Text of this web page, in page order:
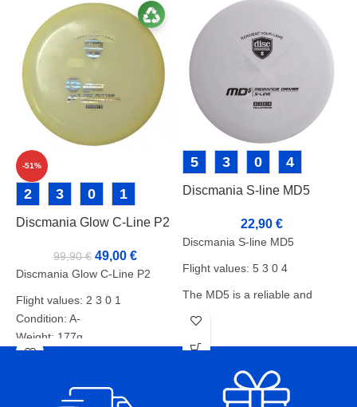
-51%
2 3 0 1
Discmania Glow C-Line P2
99,90€ 49,00 €
Discmania Glow C-Line P2
Flight values: 2 3 0 1
Condition: A-
Weight: 177g
5 3 0 4
Discmania S-line MD5
22,90 €
Discmania S-line MD5
Flight values: 5 3 0 4
The MD5 is a reliable and
ultra-stable midar from the
always rely on. No matter how
precise the throw or how
strong the headwind, this puck